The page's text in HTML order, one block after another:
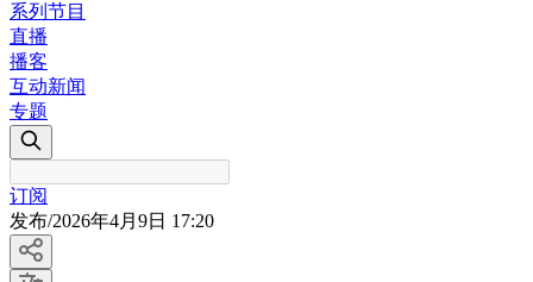
系列节目
直播
播客
互动新闻
专题
订阅
发布/2026年4月9日 17:20